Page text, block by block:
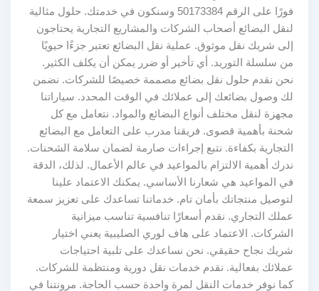
فورًا على الرقم 50173384 وسنكون في خدمتك. حلول مثالية
لنقل البضائع أصحاب الشركات والمشاريع التجارية يحتاجون
إلى شريك نقل موثوق. عملية نقل البضائع تعتبر جزءًا حيويًا
من سلسلة التوريد. أي تأخير أو ضرر يمكن أن يكلف الكثير.
نحن نقدم حلول نقل بضائع مصممة خصيصًا للشركات. نضمن
لك وصول بضائعك إلى عملائك في الوقت المحدد. سياراتنا
مجهزة لنقل مختلف أنواع البضائع والمواد. نتعامل مع كل
شحنة بأهمية قصوى. فريقنا مدرب على التعامل مع البضائع
التجارية بكفاءة. نتبع إجراءات صارمة لضمان سلامة الشحنات.
ندرك أهمية الالتزام بالمواعيد في عالم الأعمال. لذلك، الدقة
في المواعيد هي شعارنا الأساسي. يمكنك الاعتماد علينا
لتوصيل منتجاتك بأمان تام. خدماتنا تساعدك على تعزيز سمعة
عملك التجاري. نقدم أسعارًا تنافسية تناسب ميزانية
الشركات. الاعتماد على هاف لوري الصليبية يعني اختيار
شريك نجاح حقيقي. نحن نساعدك على تلبية احتياجات
عملائك بفعالية. نقدم خدمات نقل دورية ومنتظمة للشركات.
كما نوفر خدمات النقل لمرة واحدة حسب الحاجة. مرونتنا في